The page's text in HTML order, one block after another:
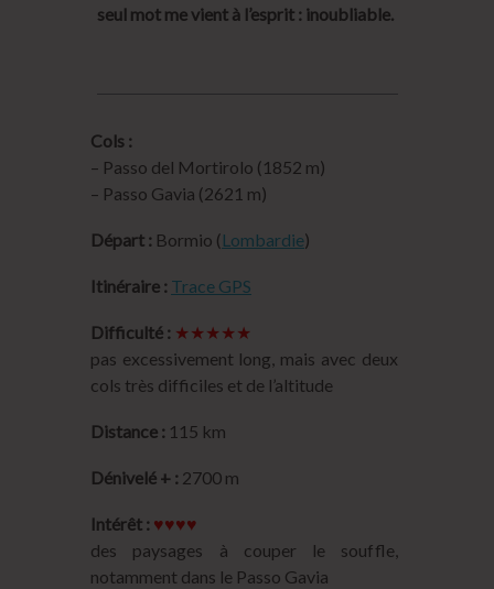
seul mot me vient à l’esprit : inoubliable.
Cols :
– Passo del Mortirolo (1852 m)
– Passo Gavia (2621 m)
Départ : Bormio (Lombardie)
Itinéraire : Trace GPS
Difficulté : ★★★★★
pas excessivement long, mais avec deux
cols très difficiles et de l’altitude
Distance : 115 km
Dénivelé + : 2700 m
Intérêt : ♥♥♥♥
des paysages à couper le souffle,
notamment dans le Passo Gavia